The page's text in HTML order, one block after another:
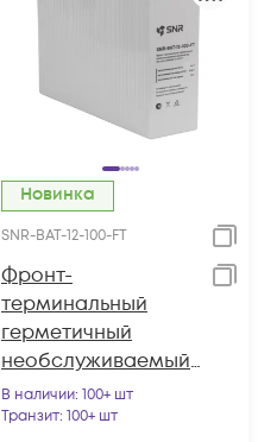
Новинка
SNR-BAT-12-100-FT
Фронт-
терминальный
герметичный
необслуживаемый
аккумулятор 12В
100Ач (SNR-BAT-12-
В наличии: 100+ шт
Транзит: 100+ шт